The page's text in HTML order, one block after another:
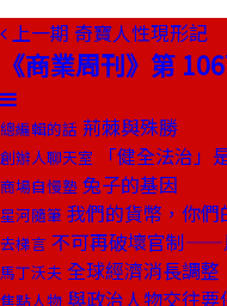
上一期 奇寶人性現形記
《商業周刊》第
總編輯的話 荊棘與殊勝
創辦人聊天室 「健全法治」
商場自慢塾 兔子的基因
星河隨筆 我們的貨幣，你們
去梯言 不可再破壞官制——
馬丁沃夫 全球經濟消長調
焦點人物 與政治人物交往